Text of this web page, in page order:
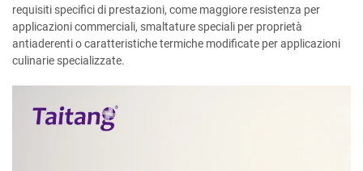
requisiti specifici di prestazioni, come maggiore resistenza per
applicazioni commerciali, smaltature speciali per proprietà
antiaderenti o caratteristiche termiche modificate per applicazioni
culinarie specializzate.